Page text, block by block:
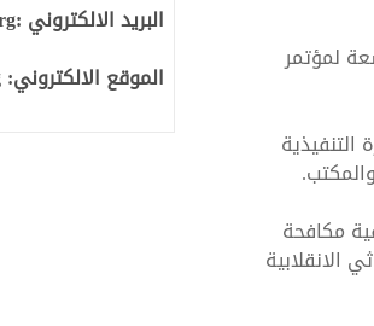
عمل بعنوان مكافحة
لمؤتمر
مكافحة
الانقلابية
البريد الالكتروني :
الموقع الالكتروني: